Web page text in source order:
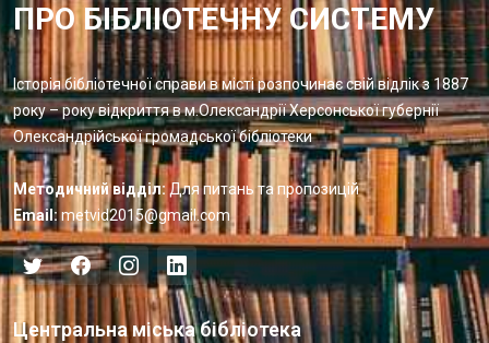
ПРО БІБЛІОТЕЧНУ СИСТЕМУ
Історія бібліотечної справи в місті розпочинає свій відлік з 1887
року – року відкриття в м.Олександрії Херсонської губернії
Олександрійської громадської бібліотеки
Методичний відділ: Для питань та пропозицій
Email: metvid2015@gmail.com
Центральна міська бібліотека